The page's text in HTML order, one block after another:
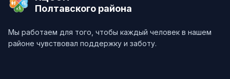
Полтавского района
Мы работаем для того, чтобы каждый человек в нашем
районе чувствовал поддержку и заботу.